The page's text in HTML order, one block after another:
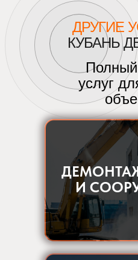
ДРУГИЕ
КУБАНЬ
И
Полный
услуг